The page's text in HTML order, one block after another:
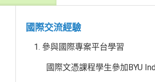
國際交流經驗
參與國際專案平台學習
國際文憑課程學生參加BYU